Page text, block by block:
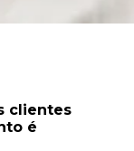
clientes
é